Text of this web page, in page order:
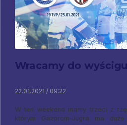
Wracamy do wyścigu
22.01.2021 / 09:22
W ten weekend mamy trzeci z
którym Gazprom-Jugra ma duże